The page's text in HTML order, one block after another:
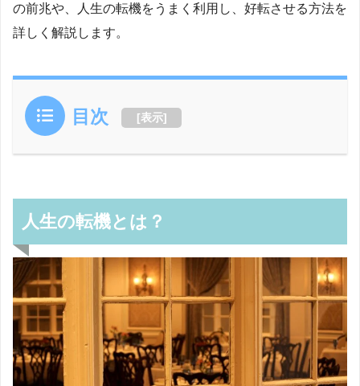
の前兆や、人生の転機をうまく利用し、好転させる方法を
詳しく解説します。
目次 [表示]
人生の転機とは？